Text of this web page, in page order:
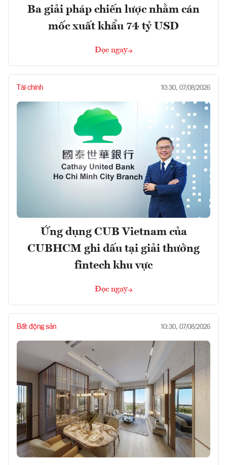
Ba giải pháp chiến lược nhằm cán
mốc xuất khẩu 74 tỷ USD
Đọc ngay
Tài chính 10:30, 07/08/2026
Ứng dụng CUB Vietnam của
CUBHCM ghi dấu tại giải thưởng
fintech khu vực
Đọc ngay
Bất động sản 10:30, 07/08/2026